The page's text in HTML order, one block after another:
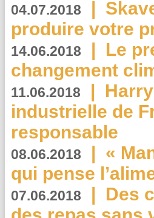
04.07.2018 |
produire votre
14.06.2018 | Le
changement
11.06.2018 |
industrielle de
responsable
08.06.2018 | «
qui pense
07.06.2018 | Des